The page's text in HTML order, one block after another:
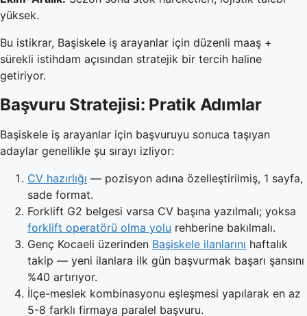
yüksek.
Bu istikrar, Başiskele iş arayanlar için düzenli maaş +
sürekli istihdam açısından stratejik bir tercih haline
getiriyor.
Başvuru Stratejisi: Pratik Adımlar
Başiskele iş arayanlar için başvuruyu sonuca taşıyan
adaylar genellikle şu sırayı izliyor:
CV hazırlığı — pozisyon adına özelleştirilmiş, 1 sayfa,
sade format.
Forklift G2 belgesi varsa CV başına yazılmalı; yoksa
forklift operatörü olma yolu rehberine bakılmalı.
Genç Kocaeli üzerinden Başiskele ilanlarını haftalık
takip — yeni ilanlara ilk gün başvurmak başarı şansını
%40 artırıyor.
İlçe-meslek kombinasyonu eşleşmesi yapılarak en az
5-8 farklı firmaya paralel başvuru.